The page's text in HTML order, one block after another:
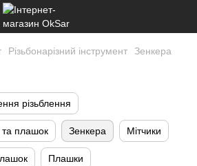
Різьбонарізний інструмент Зенкера
різьблення
та плашок Зенкера Мітчики
Плашки